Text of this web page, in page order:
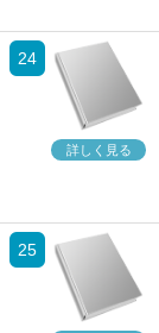
24
詳しく見る
25